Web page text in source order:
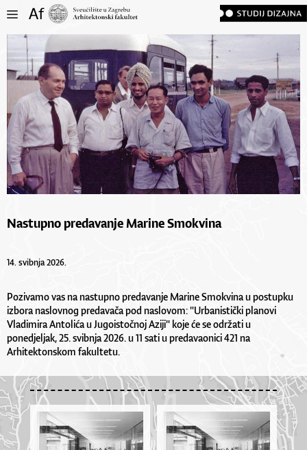
Nastupno predavanje Marine Smokvina
14. svibnja 2026.
Pozivamo vas na nastupno predavanje Marine Smokvina u postupku
izbora naslovnog predavača pod naslovom: "Urbanistički planovi
Vladimira Antolića u Jugoistočnoj Aziji" koje će se održati u
ponedjeljak, 25. svibnja 2026. u 11 sati u predavaonici 421 na
Arhitektonskom fakultetu.